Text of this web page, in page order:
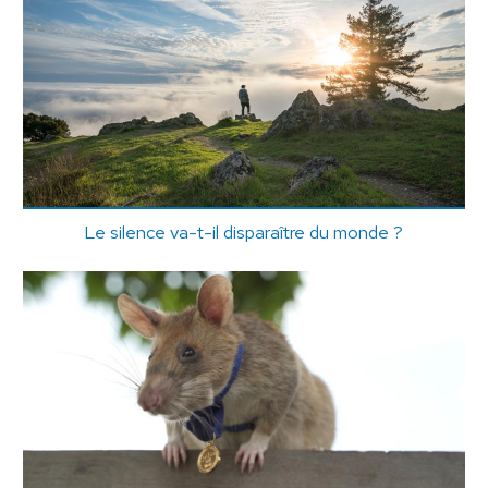
Le silence va-t-il disparaître du monde ?